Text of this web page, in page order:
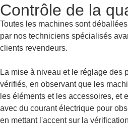
Contrôle de la
Toutes les machines sont
par nos techniciens spécialisés
clients revendeurs.
La mise à niveau et le réglage des
vérifiés, en observant que les
les éléments et les accessoires, et
avec du courant électrique pour
en mettant l'accent sur la